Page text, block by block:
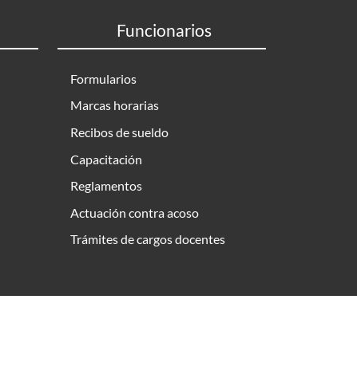
Funcionarios
Formularios
Marcas horarias
Recibos de sueldo
Capacitación
Reglamentos
Actuación contra acoso
Trámites de cargos docentes